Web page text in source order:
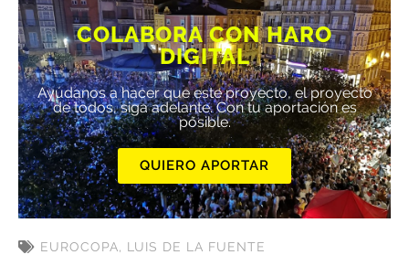
COLABORA CON HARO
DIGITAL
Ayúdanos a hacer que este proyecto, el proyecto
de todos, siga adelante. Con tu aportación es
posible.
QUIERO APORTAR
EUROCOPA, LUIS DE LA FUENTE